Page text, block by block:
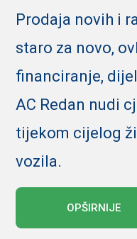
Prodaja novih i
staro za novo,
financiranje,
AC Redan nudi
tijekom cijelog
vozila.
OPŠIRNIJE